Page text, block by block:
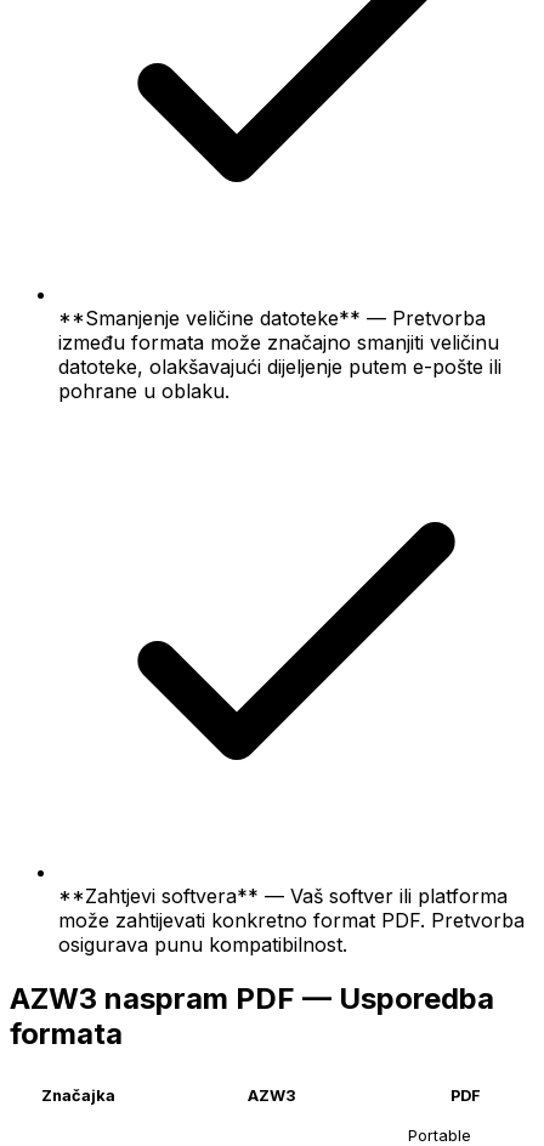
**Smanjenje veličine datoteke** — Pretvorba
između formata može značajno smanjiti veličinu
datoteke, olakšavajući dijeljenje putem e-pošte ili
pohrane u oblaku.
**Zahtjevi softvera** — Vaš softver ili platforma
može zahtijevati konkretno format PDF. Pretvorba
osigurava punu kompatibilnost.
AZW3 naspram PDF — Usporedba
formata
Značajka AZW3 PDF
Portable